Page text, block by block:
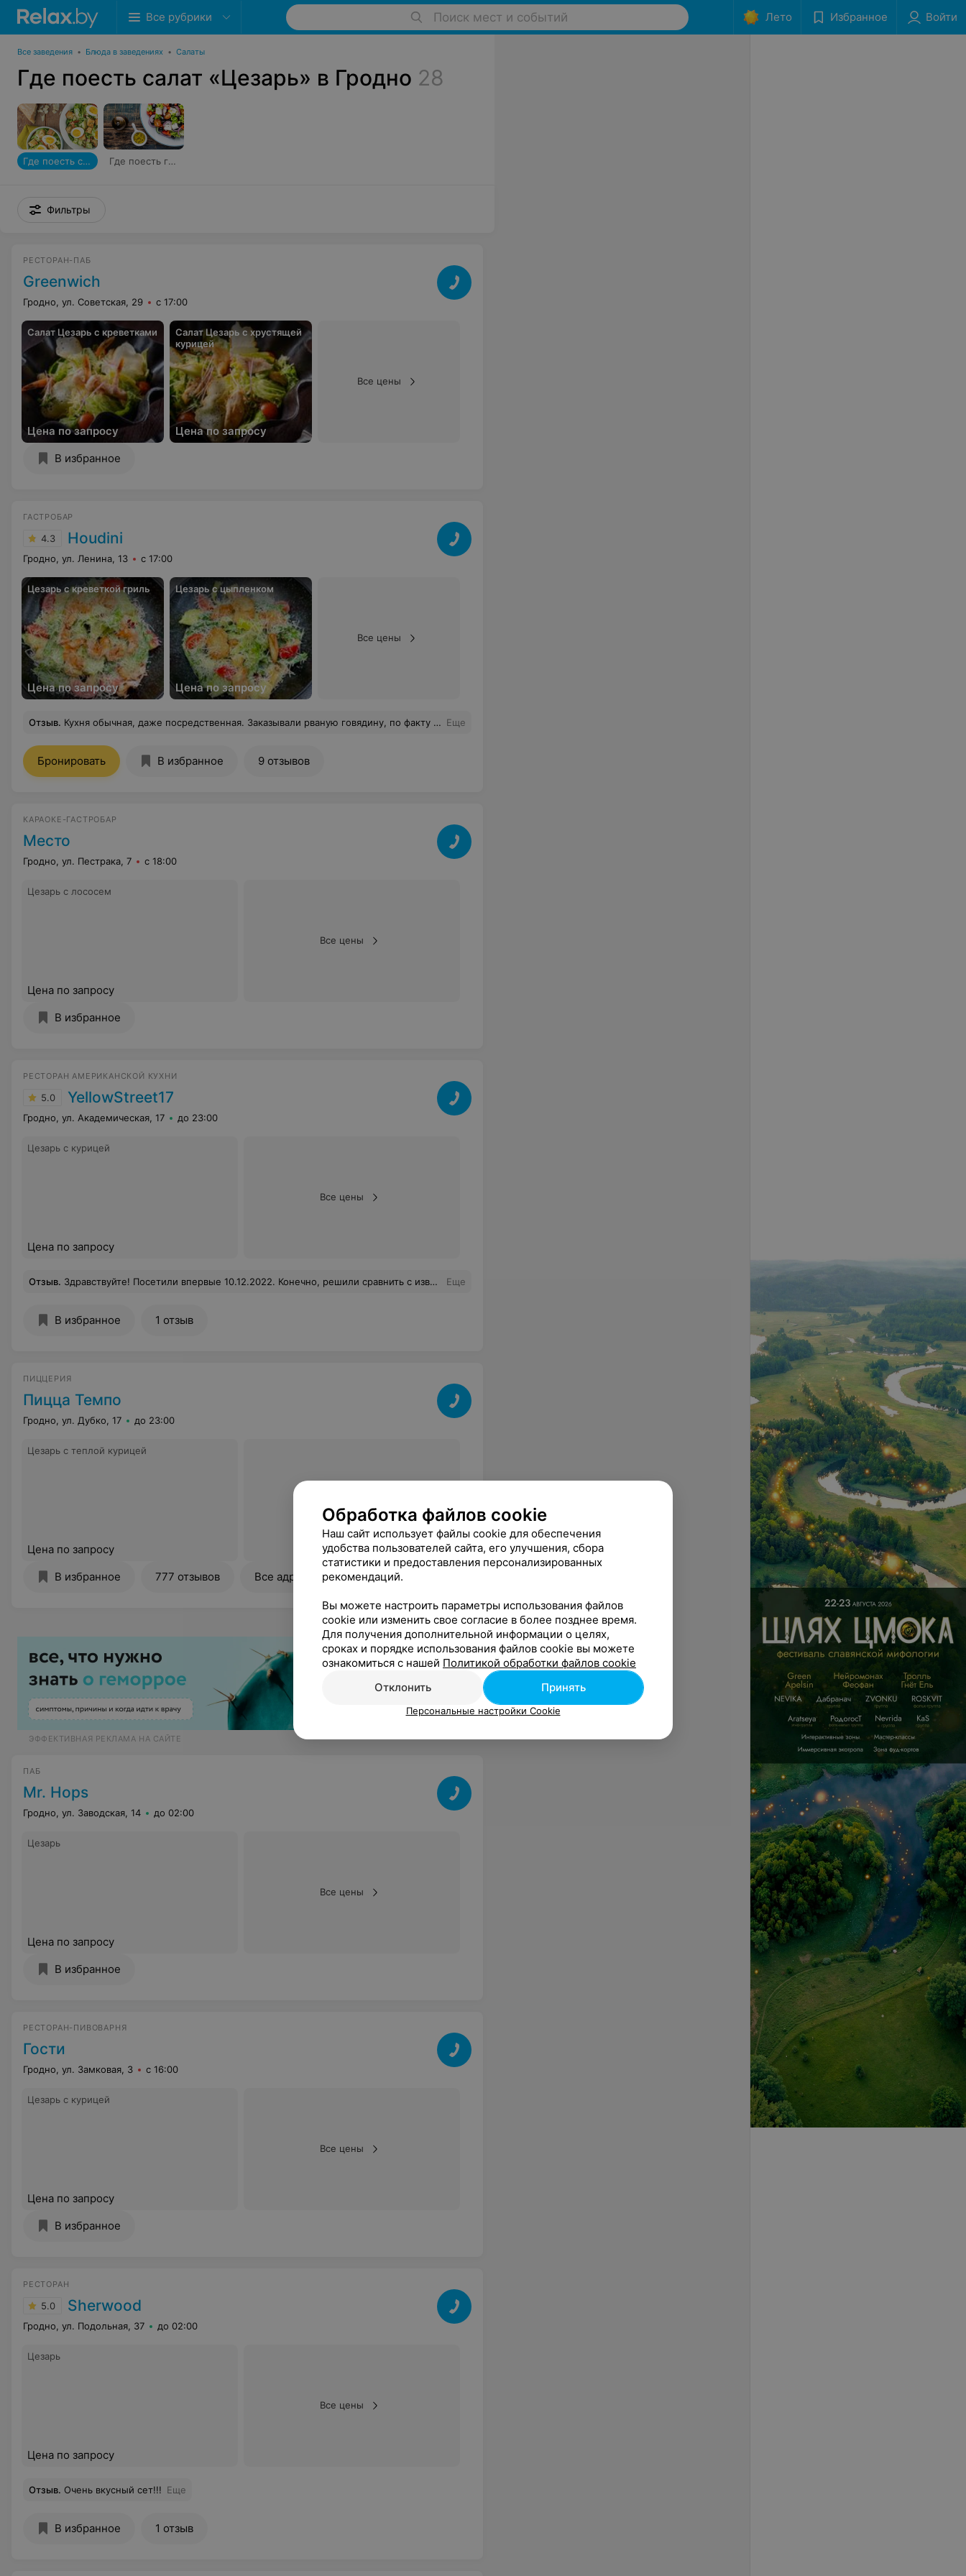
Все рубрики Поиск мест и событий Лето Избранное Войти
Все заведения • Блюда в заведениях • Салаты
Где поесть салат «Цезарь» в Гродно 28
Где поесть салат «Цезарь» Где поесть греческий салат
Фильтры
РЕСТОРАН-ПАБ
Greenwich
Гродно, ул. Советская, 29 с 17:00
Салат Цезарь с креветками
Цена по запросу
Салат Цезарь с хрустящей
курицей
Цена по запросу
Все цены
В избранное
ГАСТРОБАР
4.3 Houdini
Гродно, ул. Ленина, 13 с 17:00
Цезарь с креветкой гриль
Цена по запросу
Цезарь с цыпленком
Цена по запросу
Все цены
Отзыв. Кухня обычная, даже посредственная. Заказывали рваную говядину, по факту блюдо из школьной столовой. Стейк был жесткий. Еще
Бронировать В избранное 9 отзывов
КАРАОКЕ-ГАСТРОБАР
Место
Гродно, ул. Пестрака, 7 с 18:00
Цезарь с лососем
Цена по запросу
Все цены
В избранное
РЕСТОРАН АМЕРИКАНСКОЙ КУХНИ
5.0 YellowStreet17
Гродно, ул. Академическая, 17 до 23:00
Цезарь с курицей
Цена по запросу
Все цены
Отзыв. Здравствуйте! Посетили впервые 10.12.2022. Конечно, решили сравнить с известным фастфудом. С первой минуты МС проиграл...по интерьеру... и главное вкусу. Лучше фри не пробывала, даже холодная аппетитная. Советуем! Еще
В избранное 1 отзыв
ПИЦЦЕРИЯ
Пицца Темпо
Гродно, ул. Дубко, 17 до 23:00
Цезарь с теплой курицей
Цена по запросу
В избранное 777 отзывов Все адреса
ЭФФЕКТИВНАЯ РЕКЛАМА НА САЙТЕ
ПАБ
Mr. Hops
Гродно, ул. Заводская, 14 до 02:00
Цезарь
Цена по запросу
Все цены
В избранное
РЕСТОРАН-ПИВОВАРНЯ
Гости
Гродно, ул. Замковая, 3 с 16:00
Цезарь с курицей
Цена по запросу
Все цены
В избранное
РЕСТОРАН
5.0 Sherwood
Гродно, ул. Подольная, 37 до 02:00
Цезарь
Цена по запросу
Все цены
Отзыв. Очень вкусный сет!!! Еще
В избранное 1 отзыв
Обработка файлов cookie
Наш сайт использует файлы cookie для обеспечения
удобства пользователей сайта, его улучшения, сбора
статистики и предоставления персонализированных
рекомендаций.
Вы можете настроить параметры использования файлов
cookie или изменить свое согласие в более позднее время.
Для получения дополнительной информации о целях,
сроках и порядке использования файлов cookie вы можете
ознакомиться с нашей Политикой обработки файлов cookie
Отклонить
Принять
Персональные настройки Cookie